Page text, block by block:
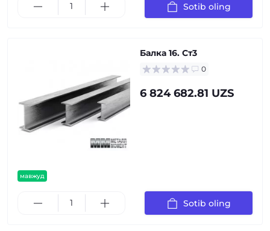
Sotib oling
мавжуд
Балка 16. Ст3
0
6 824 682.81 UZS
Sotib oling